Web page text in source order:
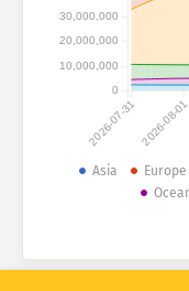
Statistiche di attacco:
Guida
Paesi
Set di dati2026-07-31 2026-08-01
0
10,000,000
20,000,000
30,000,000
Asia Europe